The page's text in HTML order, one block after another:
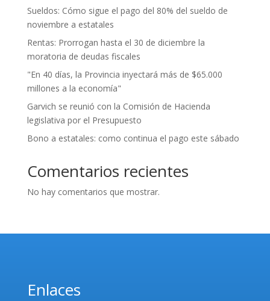
Sueldos: Cómo sigue el pago del 80% del sueldo de
noviembre a estatales
Rentas: Prorrogan hasta el 30 de diciembre la
moratoria de deudas fiscales
"En 40 días, la Provincia inyectará más de $65.000
millones a la economía"
Garvich se reunió con la Comisión de Hacienda
legislativa por el Presupuesto
Bono a estatales: como continua el pago este sábado
Comentarios recientes
No hay comentarios que mostrar.
Enlaces